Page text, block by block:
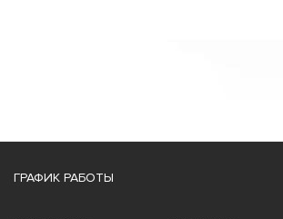
ГРАФИК РАБОТЫ